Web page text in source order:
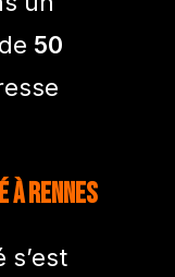
50
Rennes
s’est